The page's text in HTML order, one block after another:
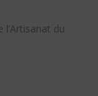
l’Artisanat du